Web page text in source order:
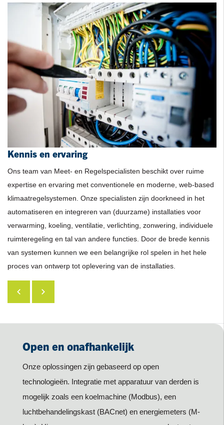
Kennis en ervaring
Ons team van Meet- en Regelspecialisten beschikt over ruime
expertise en ervaring met conventionele en moderne, web-based
klimaatregelsystemen. Onze specialisten zijn doorkneed in het
automatiseren en integreren van (duurzame) installaties voor
verwarming, koeling, ventilatie, verlichting, zonwering, individuele
ruimteregeling en tal van andere functies. Door de brede kennis
van systemen kunnen we een belangrijke rol spelen in het hele
proces van ontwerp tot oplevering van de installaties.
Rapportage en Dashboards
Onze Merken
Open en onafhankelijk
Onze oplossingen zijn gebaseerd op open
technologieën. Integratie met apparatuur van derden is
mogelijk zoals een koelmachine (Modbus), een
luchtbehandelingskast (BACnet) en energiemeters (M-